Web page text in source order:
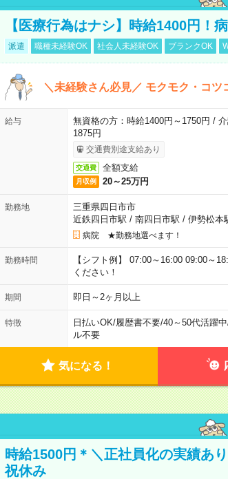
【医療行為はナシ】時給1400円！
派遣 職種未経験OK 社会人未経験OK ブランクOK
＼未経験さん必見／ モクモク・コ
給与
無資格の方：時給1400円～1750円 /
1875円
交通費別途支給あり
交通費 全額支給
月収例 20～25万円
勤務地
三重県四日市市
近鉄四日市駅 / 南四日市駅 / 伊勢松本
病院 ★勤務地選べます！
勤務時間
【シフト例】 07:00～16:00 09:00～
ください！
期間 即日～2ヶ月以上
特徴 日払いOK/履歴書不要/40～50代活躍中
ル不要
気になる！
時給1500円＊＼正社員化の実績あ
祝休み